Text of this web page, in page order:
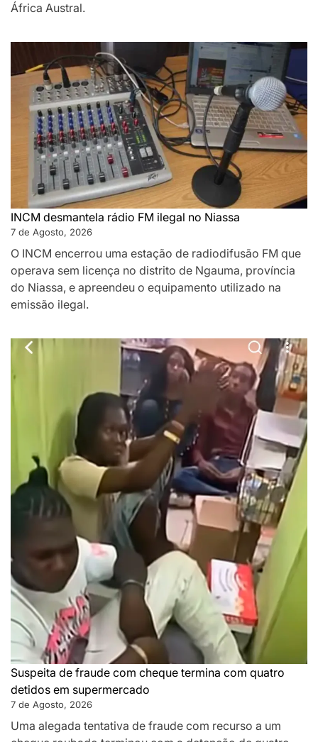
África Austral.
INCM desmantela rádio FM ilegal no Niassa
7 de Agosto, 2026
O INCM encerrou uma estação de radiodifusão FM que
operava sem licença no distrito de Ngauma, província
do Niassa, e apreendeu o equipamento utilizado na
emissão ilegal.
Suspeita de fraude com cheque termina com quatro
detidos em supermercado
7 de Agosto, 2026
Uma alegada tentativa de fraude com recurso a um